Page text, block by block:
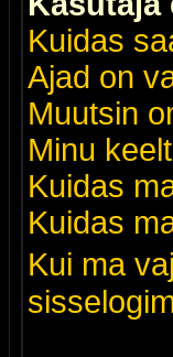
Kuidas
Ajad on
Muutsin
Minu
Kuidas
Kuidas
Kui ma